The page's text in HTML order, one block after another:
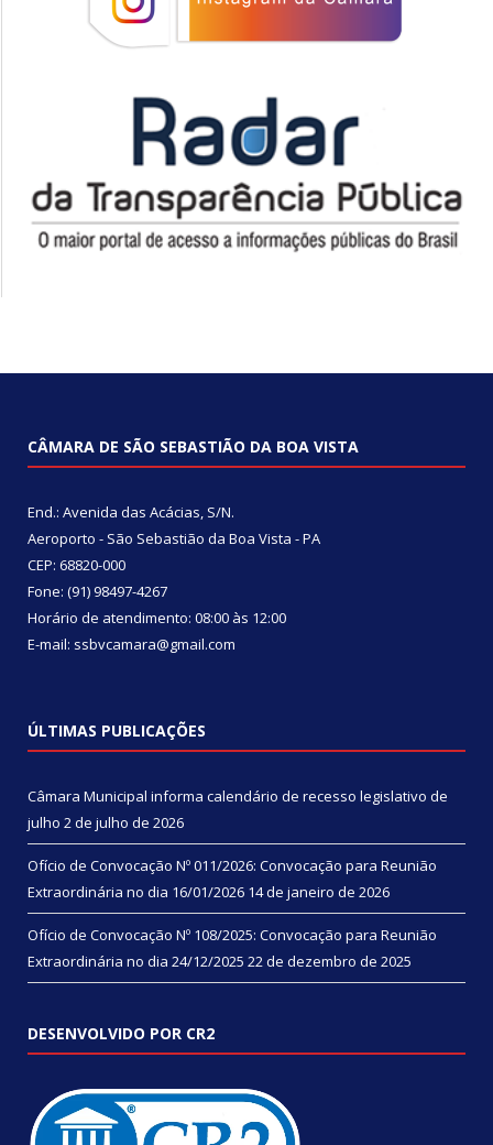
CÂMARA DE SÃO SEBASTIÃO DA BOA VISTA
End.: Avenida das Acácias, S/N.
Aeroporto - São Sebastião da Boa Vista - PA
CEP: 68820-000
Fone: (91) 98497-4267
Horário de atendimento: 08:00 às 12:00
E-mail: ssbvcamara@gmail.com
ÚLTIMAS PUBLICAÇÕES
Câmara Municipal informa calendário de recesso legislativo de
julho 2 de julho de 2026
Ofício de Convocação Nº 011/2026: Convocação para Reunião
Extraordinária no dia 16/01/2026 14 de janeiro de 2026
Ofício de Convocação Nº 108/2025: Convocação para Reunião
Extraordinária no dia 24/12/2025 22 de dezembro de 2025
DESENVOLVIDO POR CR2